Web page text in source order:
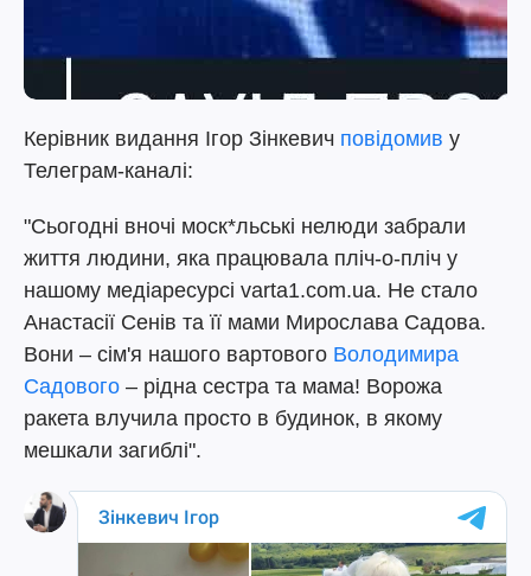
Керівник видання Ігор Зінкевич повідомив у
Телеграм-каналі:
"Сьогодні вночі моск*льські нелюди забрали
життя людини, яка працювала пліч-о-пліч у
нашому медіаресурсі varta1.com.ua. Не стало
Анастасії Сенів та її мами Мирослава Садова.
Вони – сім'я нашого вартового Володимира
Садового – рідна сестра та мама! Ворожа
ракета влучила просто в будинок, в якому
мешкали загиблі".